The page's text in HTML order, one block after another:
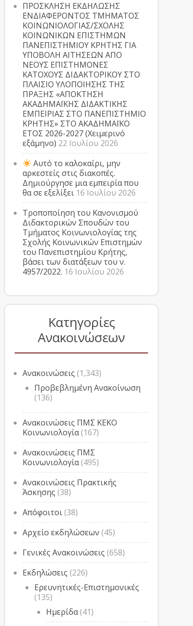
ΠΡΟΣΚΛΗΣΗ ΕΚΔΗΛΩΣΗΣ
ΕΝΔΙΑΦΕΡΟΝΤΟΣ ΤΜΗΜΑΤΟΣ
ΚΟΙΝΩΝΙΟΛΟΓΙΑΣ/ΣΧΟΛΗΣ
ΚΟΙΝΩΝΙΚΩΝ ΕΠΙΣΤΗΜΩΝ
ΠΑΝΕΠΙΣΤΗΜΙΟΥ ΚΡΗΤΗΣ ΓΙΑ
ΥΠΟΒΟΛΗ ΑΙΤΗΣΕΩΝ ΑΠΟ
ΝΕΟΥΣ ΕΠΙΣΤΗΜΟΝΕΣ
ΚΑΤΟΧΟΥΣ ΔΙΔΑΚΤΟΡΙΚΟΥ ΣΤΟ
ΠΛΑΙΣΙΟ ΥΛΟΠΟΙΗΣΗΣ ΤΗΣ
ΠΡΑΞΗΣ «ΑΠΟΚΤΗΣΗ
ΑΚΑΔΗΜΑΪΚΗΣ ΔΙΔΑΚΤΙΚΗΣ
ΕΜΠΕΙΡΙΑΣ ΣΤΟ ΠΑΝΕΠΙΣΤΗΜΙΟ
ΚΡΗΤΗΣ» ΣΤΟ ΑΚΑΔΗΜΑΪΚΟ
ΕΤΟΣ 2026-2027 (Χειμερινό
εξάμηνο) 22 Ιουλίου 2026
Αυτό το καλοκαίρι, μην
αρκεστείς στις διακοπές.
Δημιούργησε μια εμπειρία που
θα σε εξελίξει 16 Ιουλίου 2026
Τροποποίηση του Κανονισμού
Διδακτορικών Σπουδών του
Τμήματος Κοινωνιολογίας της
Σχολής Κοινωνικών Επιστημών
του Πανεπιστημίου Κρήτης,
βάσει των διατάξεων του ν.
4957/2022. 16 Ιουλίου 2026
Κατηγορίες
Ανακοινώσεων
Ανακοινώσεις (1,343)
Προβεβλημένη Ανακοίνωση
(136)
Ανακοινώσεις ΠΜΣ ΚΕΚΟ
Κοινωνιολογία(167)
Ανακοινώσεις ΠΜΣ
Κοινωνιολογία(495)
Ανακοινώσεις Πρακτικής
Άσκησης (38)
Απόφοιτοι(38)
Αρχείο εκδηλώσεων (45)
Γενικές Ανακοινώσεις (658)
Εκδηλώσεις (226)
Ερευνητικές-Επιστημονικές
(135)
Ημερίδα(41)